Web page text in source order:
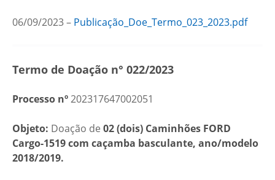
06/09/2023 – Publicação_Doe_Termo_023_2023.pdf
Termo de Doação n° 022/2023
Processo nº202317647002051
Objeto: Doação de 02 (dois) Caminhões FORD
Cargo-1519 com caçamba basculante, ano/modelo
2018/2019.